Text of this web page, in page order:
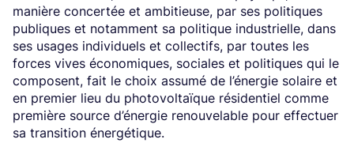
manière concertée et ambitieuse, par ses politiques
publiques et notamment sa politique industrielle, dans
ses usages individuels et collectifs, par toutes les
forces vives économiques, sociales et politiques qui le
composent, fait le choix assumé de l’énergie solaire et
en premier lieu du photovoltaïque résidentiel comme
première source d’énergie renouvelable pour effectuer
sa transition énergétique.